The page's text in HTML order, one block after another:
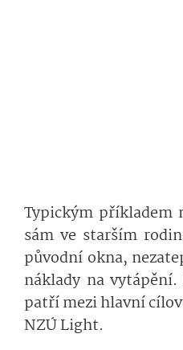
Typickým příkladem
sám ve starším
původní okna,
náklady na
patří mezi hlavní
NZÚ Light.